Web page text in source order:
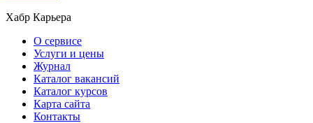
Хабр Карьера
О сервисе
Услуги и цены
Журнал
Каталог вакансий
Каталог курсов
Карта сайта
Контакты